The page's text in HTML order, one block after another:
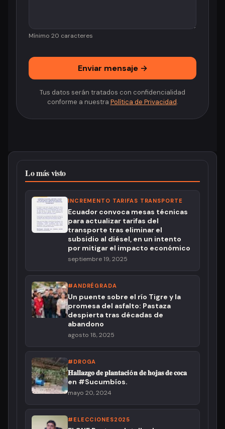
Mínimo 20 caracteres
Enviar mensaje →
Tus datos serán tratados con confidencialidad
conforme a nuestra Política de Privacidad.
Lo más visto
INCREMENTO TARIFAS TRANSPORTE
Ecuador convoca mesas técnicas
para actualizar tarifas del
transporte tras eliminar el
subsidio al diésel, en un intento
por mitigar el impacto económico
septiembre 19, 2025
#ANDRÉGRADA
Un puente sobre el río Tigre y la
promesa del asfalto: Pastaza
despierta tras décadas de
abandono
agosto 18, 2025
#DROGA
𝐇𝐚𝐥𝐥𝐚𝐳𝐠𝐨 𝐝𝐞 𝐩𝐥𝐚𝐧𝐭𝐚𝐜𝐢ó𝐧 𝐝𝐞 𝐡𝐨𝐣𝐚𝐬 𝐝𝐞 𝐜𝐨𝐜𝐚
en #Sucumbíos.
mayo 20, 2024
#ELECCIONES2025